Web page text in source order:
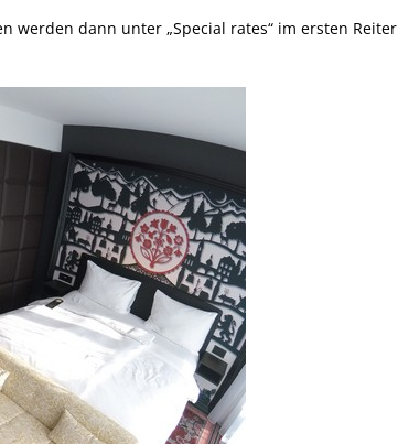
werden dann unter „Special rates“ im ersten Reiter